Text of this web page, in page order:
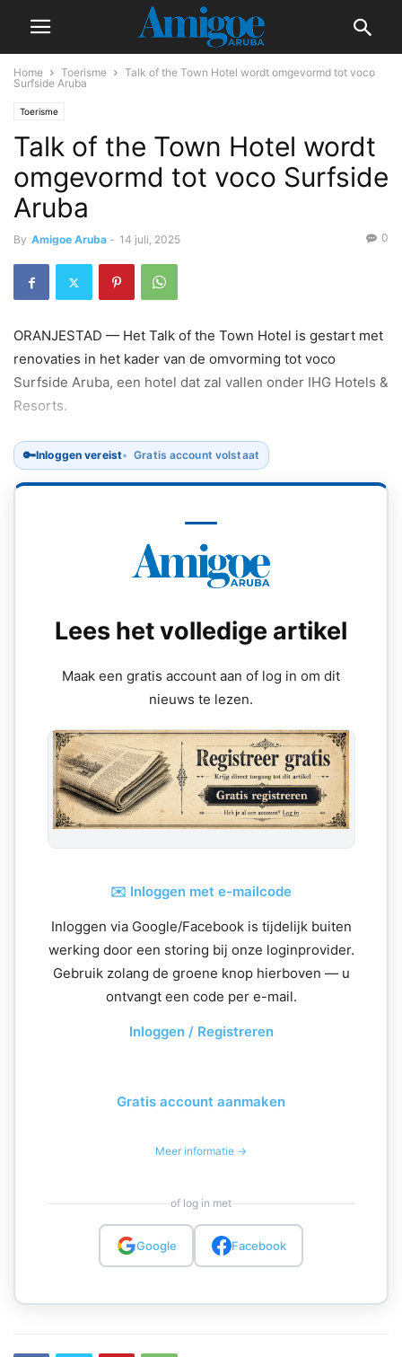
Home Toerisme
Talk of the Town Hotel wordt omgevormd tot voco
Surfside Aruba
Toerisme
Talk of the Town Hotel wordt
omgevormd tot voco Surfside
Aruba
By Amigoe Aruba - 14 juli, 2025 0
ORANJESTAD — Het Talk of the Town Hotel is gestart met
renovaties in het kader van de omvorming tot voco
Surfside Aruba, een hotel dat zal vallen onder IHG Hotels &
Resorts.
🔑Inloggen vereist Gratis account volstaat
Lees het volledige artikel
Maak een gratis account aan of log in om dit
nieuws te lezen.
✉️ Inloggen met e-mailcode
Inloggen via Google/Facebook is tijdelijk buiten
werking door een storing bij onze loginprovider.
Gebruik zolang de groene knop hierboven — u
ontvangt een code per e-mail.
Inloggen / Registreren
Gratis account aanmaken
Meer informatie →
of log in met
Google Facebook